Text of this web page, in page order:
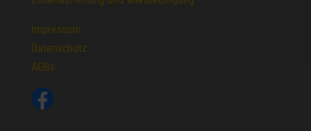
Impressum
Datenschutz
AGBs